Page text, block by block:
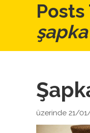
Posts
şapka
üzerinde 21/